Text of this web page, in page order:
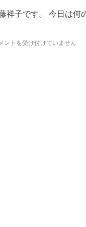
祥子です。 今日は
ントを受け付けていません